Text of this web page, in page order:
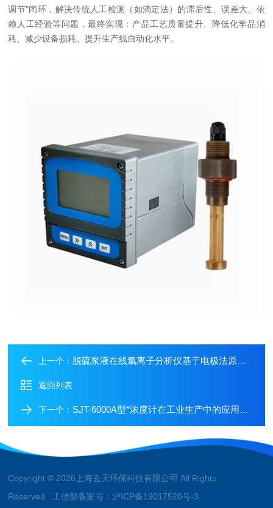
调节"闭环，解决传统人工检测（如滴定法）的滞后性、误差大、依
赖人工经验等问题，最终实现：产品工艺质量提升、降低化学品消
耗、减少设备损耗、提升生产线自动化水平。
上一个： 脱硫浆液在线氯离子分析仪基于电极法原理的优点介绍
返回列表
下一个： SJT-6000A型*浓度计在工业生产中的应用介绍
Copyright © 2026上海玄天环保科技有限公司 All Rights
Reserved 工信部备案号：沪ICP备19017520号-3